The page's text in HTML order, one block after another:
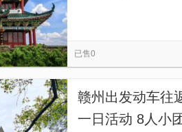
已售0
赣州出发动车往
一日活动 8人小